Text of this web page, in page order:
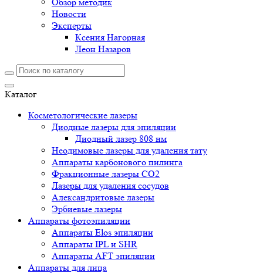
Новости
Эксперты
Ксения Нагорная
Леон Назаров
Каталог
Косметологические лазеры
Диодные лазеры для эпиляции
Диодный лазер 808 нм
Неодимовые лазеры для удаления тату
Аппараты карбонового пилинга
Фракционные лазеры CO2
Лазеры для удаления сосудов
Александритовые лазеры
Эрбиевые лазеры
Аппараты фотоэпиляции
Аппараты Elos эпиляции
Аппараты IPL и SHR
Аппараты AFT эпиляции
Аппараты для лица